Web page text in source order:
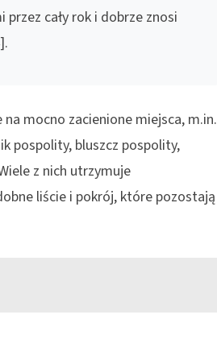
cały rok i dobrze znosi
mocno zacienione miejsca, m.in.
pospolity, bluszcz pospolity,
z nich utrzymuje
liście i pokrój, które pozostają